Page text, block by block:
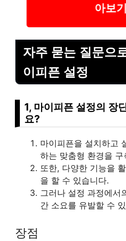
아보기
자주 묻는 질문으
이피픈 설정
1, 마이피픈 설정의 장
요?
마이피픈을 설치하고
하는 맞춤형 환경을
또한, 다양한 기능을
을 할 수 있습니다.
그러나 설정 과정에서
간 소요를 유발할 수
장점